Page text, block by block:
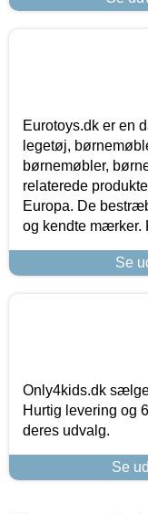
Eurotoys.dk er en
legetøj,
børnemøbler,
relaterede
Europa. De
og kendte mærker.
Se
Only4kids.dk
Hurtig levering og
deres udvalg.
Se